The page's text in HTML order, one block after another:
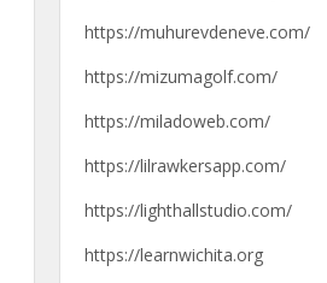
https://muhurevdeneve.com/
https://mizumagolf.com/
https://miladoweb.com/
https://lilrawkersapp.com/
https://lighthallstudio.com/
https://learnwichita.org